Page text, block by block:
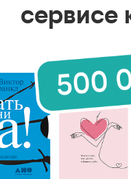
сервисе